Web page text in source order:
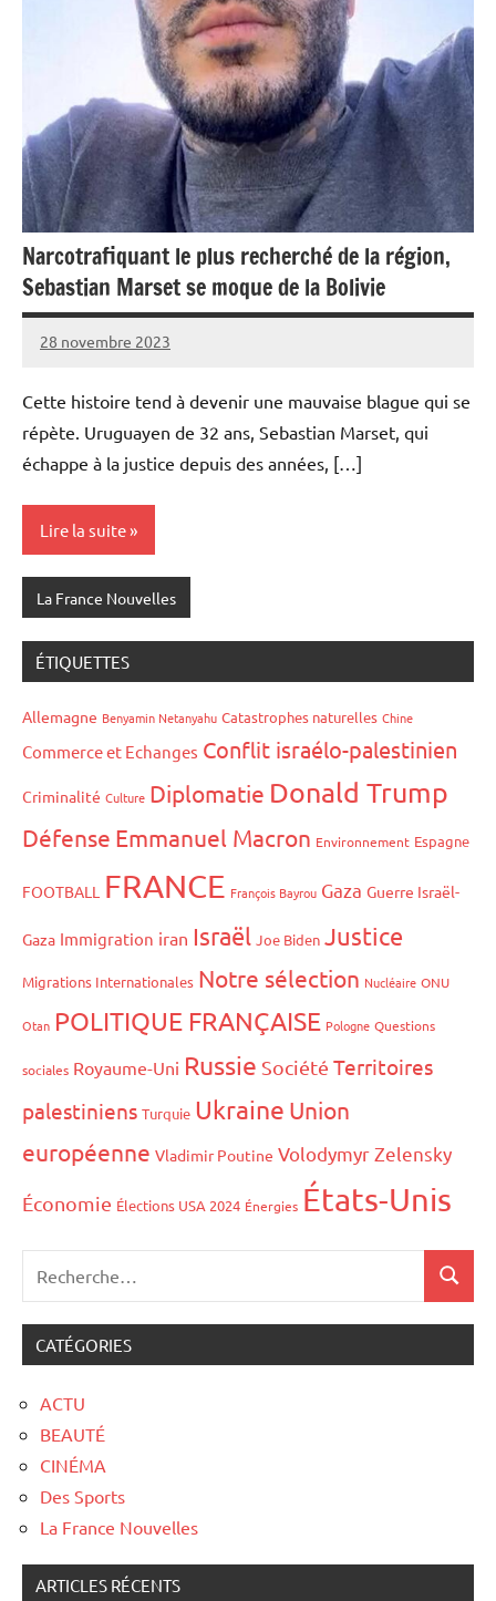
Narcotrafiquant le plus recherché de la région,
Sebastian Marset se moque de la Bolivie
28 novembre 2023
Admins
Cette histoire tend à devenir une mauvaise blague qui se
répète. Uruguayen de 32 ans, Sebastian Marset, qui
échappe à la justice depuis des années, […]
Lire la suite
La France Nouvelles
ÉTIQUETTES
Allemagne Benyamin Netanyahu Catastrophes naturelles Chine
Commerce et Echanges Conflit israélo-palestinien
Criminalité Culture Diplomatie Donald Trump
Défense Emmanuel Macron Environnement Espagne
FOOTBALL FRANCE François Bayrou Gaza Guerre Israël-
Gaza Immigration iran Israël Joe Biden Justice
Migrations Internationales Notre sélection Nucléaire ONU
Otan POLITIQUE FRANÇAISE Pologne Questions
sociales Royaume-Uni Russie Société Territoires
palestiniens Turquie Ukraine Union
européenne Vladimir Poutine Volodymyr Zelensky
Économie Élections USA 2024 Énergies États-Unis
CATÉGORIES
ACTU
BEAUTÉ
CINÉMA
Des Sports
La France Nouvelles
ARTICLES RÉCENTS